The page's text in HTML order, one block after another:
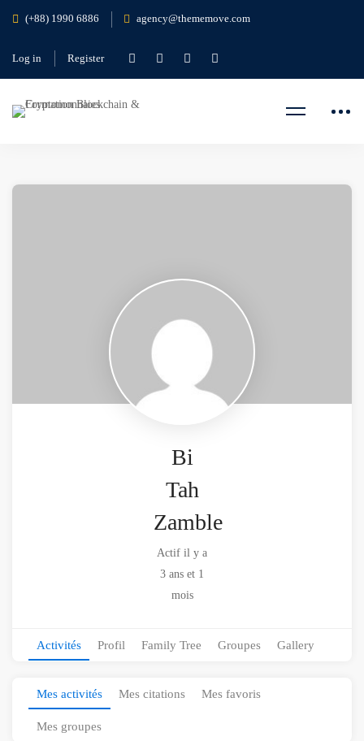
(+88) 1990 6886 agency@thememove.com
Log in Register
Bi
Tah
Zamble
Actif il y a
3 ans et 1
mois
Activités Profil Family Tree Groupes Gallery
Mes activités Mes citations Mes favoris
Mes groupes